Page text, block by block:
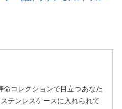
命コレクションで目立つあなた
テンレスケースに入れられて